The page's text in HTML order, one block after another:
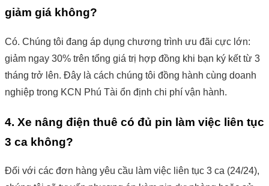
giảm giá không?
Có. Chúng tôi đang áp dụng chương trình ưu đãi cực lớn:
giảm ngay 30% trên tổng giá trị hợp đồng khi bạn ký kết từ 3
tháng trở lên. Đây là cách chúng tôi đồng hành cùng doanh
nghiệp trong KCN Phú Tài ổn định chi phí vận hành.
4. Xe nâng điện thuê có đủ pin làm việc liên tục
3 ca không?
Đối với các đơn hàng yêu cầu làm việc liên tục 3 ca (24/24),